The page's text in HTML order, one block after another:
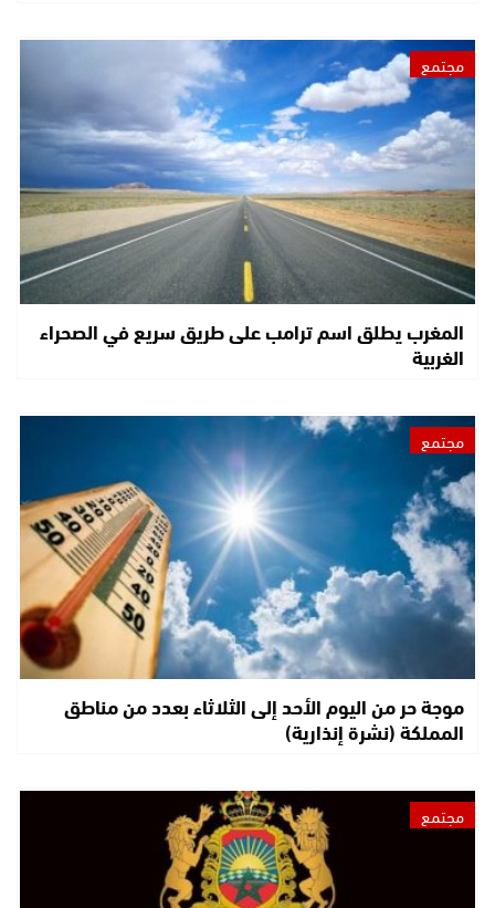
مجتمع
المغرب يطلق اسم ترامب على طريق سريع في الصحراء
الغربية
مجتمع
موجة حر من اليوم الأحد إلى الثلاثاء بعدد من مناطق
المملكة (نشرة إنذارية)
مجتمع